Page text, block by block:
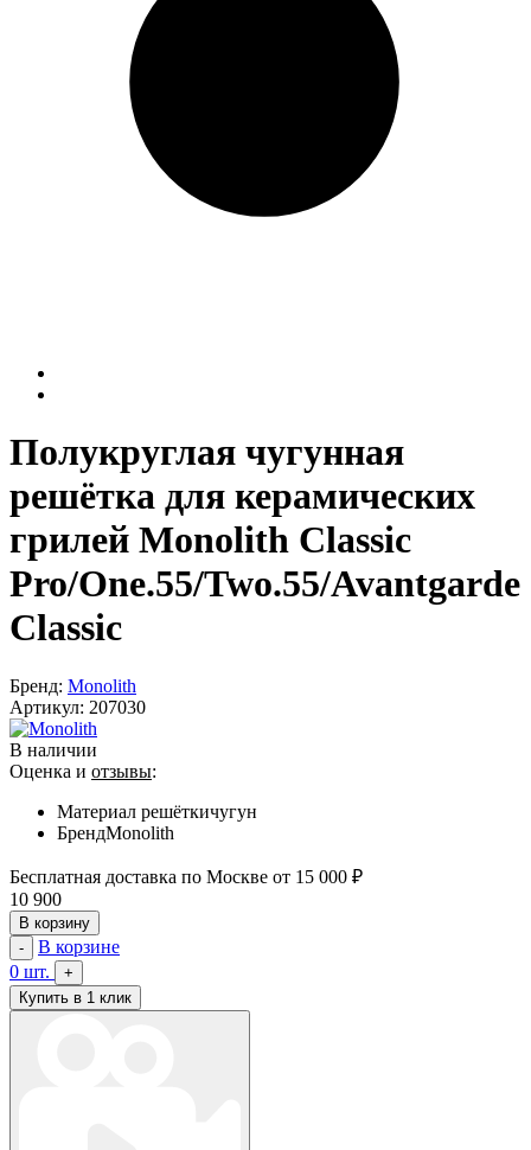
Полукруглая чугунная
решётка для керамических
грилей Monolith Classic
Pro/One.55/Two.55/Avantgarde
Classic
Бренд: Monolith
Артикул: 207030
В наличии
Оценка и отзывы:
Материал решёткичугун
БрендMonolith
Бесплатная доставка по Москве от 15 000 ₽
10 900
В корзину
-
В корзине
0 шт.
+
Купить в 1 клик